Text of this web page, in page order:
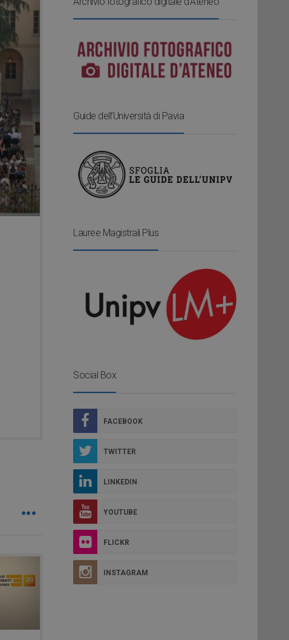
Guide dell’Università di Pavia
Lauree Magistrali Plus
Social Box
FACEBOOK
TWITTER
LINKEDIN
YOUTUBE
FLICKR
INSTAGRAM